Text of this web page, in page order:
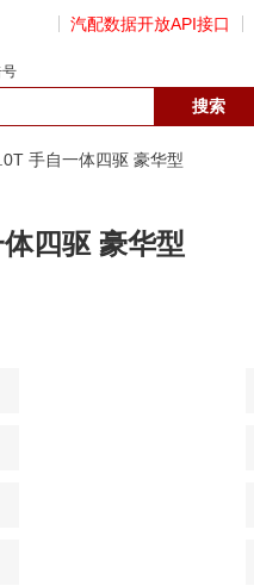
汽配数据开放API接口
手自一体四驱 豪华型
四驱 豪华型